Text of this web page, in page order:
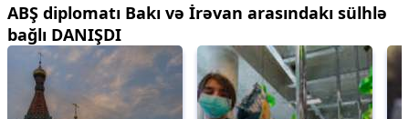
ABŞ diplomatı Bakı və İrəvan arasındakı sülhlə
bağlı DANIŞDI